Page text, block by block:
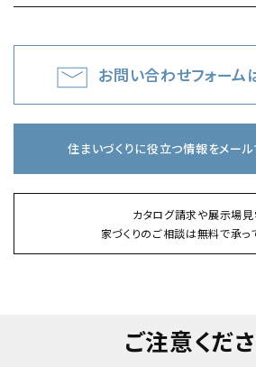
お問い合わせフォーム
住まいづくりに役立つ情報をメー
カタログ請求や展示場見
家づくりのご相談は無料で承っ
ご注意くだ